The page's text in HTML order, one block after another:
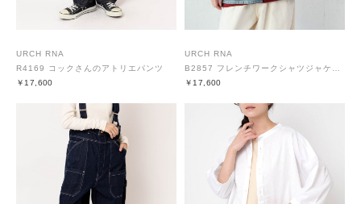
URCH RNA
R4169 コックさんのアトリエパンツ
￥17,600
URCH RNA
B2857 フレンチワークシャツジャケット
￥17,600